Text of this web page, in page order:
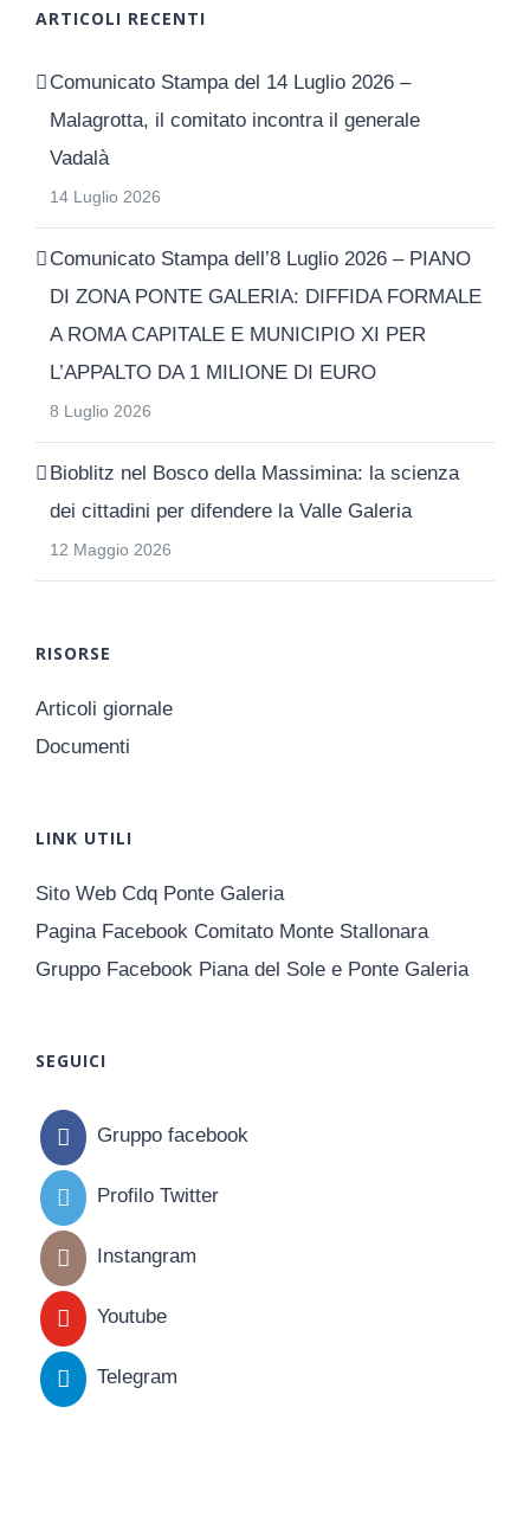
ARTICOLI RECENTI
Comunicato Stampa del 14 Luglio 2026 –
Malagrotta, il comitato incontra il generale
Vadalà
14 Luglio 2026
Comunicato Stampa dell’8 Luglio 2026 – PIANO
DI ZONA PONTE GALERIA: DIFFIDA FORMALE
A ROMA CAPITALE E MUNICIPIO XI PER
L’APPALTO DA 1 MILIONE DI EURO
8 Luglio 2026
Bioblitz nel Bosco della Massimina: la scienza
dei cittadini per difendere la Valle Galeria
12 Maggio 2026
RISORSE
Articoli giornale
Documenti
LINK UTILI
Sito Web Cdq Ponte Galeria
Pagina Facebook Comitato Monte Stallonara
Gruppo Facebook Piana del Sole e Ponte Galeria
SEGUICI
Gruppo facebook
Profilo Twitter
Instangram
Youtube
Telegram